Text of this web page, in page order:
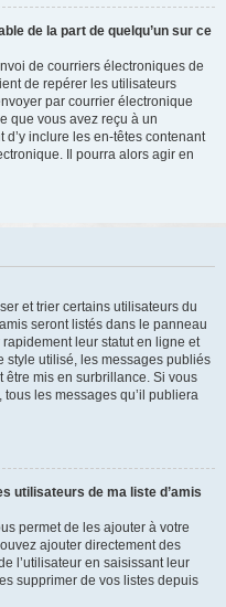
de la part de quelqu’un sur ce
de courriers électroniques de
de repérer les utilisateurs
par courrier électronique
que vous avez reçu à un
inclure les en-têtes contenant
Il pourra alors agir en
et trier certains utilisateurs du
seront listés dans le panneau
leur statut en ligne et
style utilisé, les messages publiés
mis en surbrillance. Si vous
les messages qu’il publiera
utilisateurs de ma liste d’amis
permet de les ajouter à votre
ajouter directement des
l’utilisateur en saisissant leur
supprimer de vos listes depuis